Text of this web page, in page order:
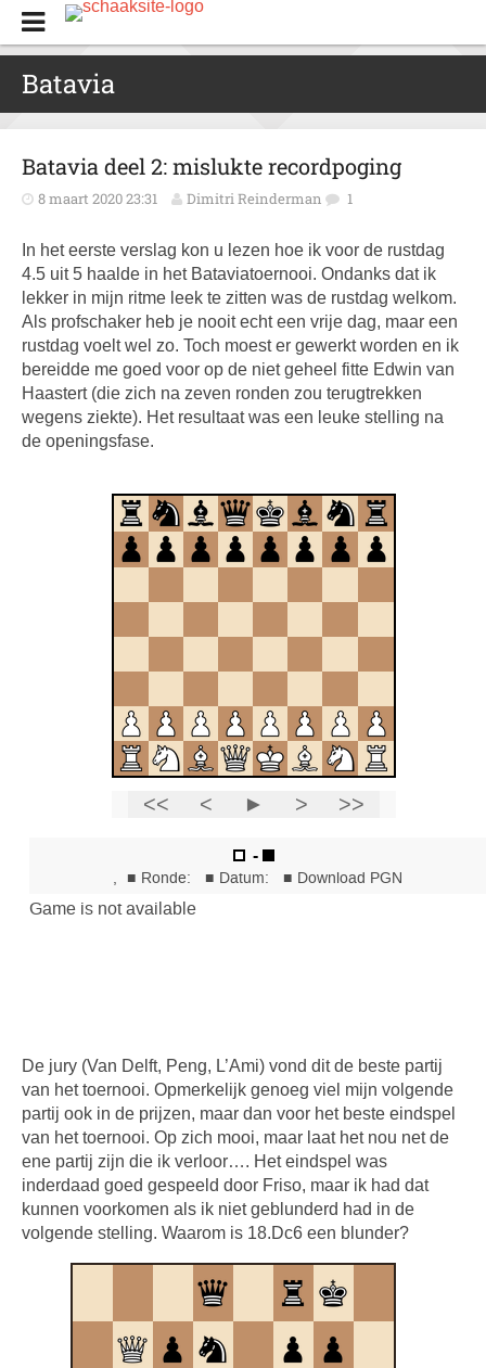
Batavia
Batavia deel 2: mislukte recordpoging
8 maart 2020 23:31 Dimitri Reinderman 1
In het eerste verslag kon u lezen hoe ik voor de rustdag
4.5 uit 5 haalde in het Bataviatoernooi. Ondanks dat ik
lekker in mijn ritme leek te zitten was de rustdag welkom.
Als profschaker heb je nooit echt een vrije dag, maar een
rustdag voelt wel zo. Toch moest er gewerkt worden en ik
bereidde me goed voor op de niet geheel fitte Edwin van
Haastert (die zich na zeven ronden zou terugtrekken
wegens ziekte). Het resultaat was een leuke stelling na
de openingsfase.
De jury (Van Delft, Peng, L’Ami) vond dit de beste partij
van het toernooi. Opmerkelijk genoeg viel mijn volgende
partij ook in de prijzen, maar dan voor het beste eindspel
van het toernooi. Op zich mooi, maar laat het nou net de
ene partij zijn die ik verloor…. Het eindspel was
inderdaad goed gespeeld door Friso, maar ik had dat
kunnen voorkomen als ik niet geblunderd had in de
volgende stelling. Waarom is 18.Dc6 een blunder?